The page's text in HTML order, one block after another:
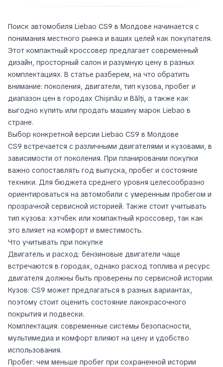
Поиск автомобиля Liebao CS9 в Молдове начинается с
понимания местного рынка и ваших целей как покупателя.
Этот компактный кроссовер предлагает современный
дизайн, просторный салон и разумную цену в разных
комплектациях. В статье разберем, на что обратить
внимание: поколения, двигатели, тип кузова, пробег и
диапазон цен в городах Chișinău и Bălți, а также как
выгодно купить или продать машину марок Liebao в
стране.
Выбор конкретной версии Liebao CS9 в Молдове
CS9 встречается с различными двигателями и кузовами, в
зависимости от поколения. При планировании покупки
важно сопоставлять год выпуска, пробег и состояние
техники. Для бюджета среднего уровня целесообразно
ориентироваться на автомобили с умеренным пробегом и
прозрачной сервисной историей. Также стоит учитывать
тип кузова: хэтчбек или компактный кроссовер, так как
это влияет на комфорт и вместимость.
Что учитывать при покупке
Двигатель и расход: бензиновые двигатели чаще
встречаются в городах, однако расход топлива и ресурс
двигателя должны быть проверены по сервисной истории.
Кузов: CS9 может предлагаться в разных вариантах,
поэтому стоит оценить состояние лакокрасочного
покрытия и подвески.
Комплектация: современные системы безопасности,
мультимедиа и комфорт влияют на цену и удобство
использования.
Пробег: чем меньше пробег при сохраненной истории